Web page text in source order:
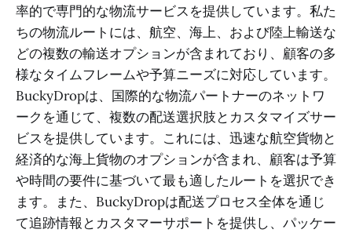
率的で専門的な物流サービスを提供しています。私た
ちの物流ルートには、航空、海上、および陸上輸送な
どの複数の輸送オプションが含まれており、顧客の多
様なタイムフレームや予算ニーズに対応しています。
BuckyDropは、国際的な物流パートナーのネットワ
ークを通じて、複数の配送選択肢とカスタマイズサー
ビスを提供しています。これには、迅速な航空貨物と
経済的な海上貨物のオプションが含まれ、顧客は予算
や時間の要件に基づいて最も適したルートを選択でき
ます。また、BuckyDropは配送プロセス全体を通じ
て追跡情報とカスタマーサポートを提供し、パッケー